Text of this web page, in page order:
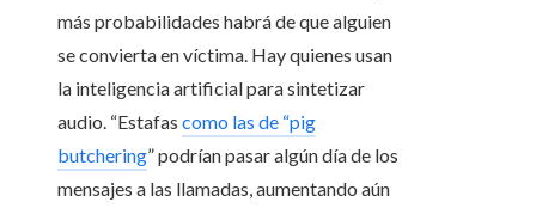
más probabilidades habrá de que alguien
se convierta en víctima. Hay quienes usan
la inteligencia artificial para sintetizar
audio. “Estafas como las de “pig
butchering” podrían pasar algún día de los
mensajes a las llamadas, aumentando aún